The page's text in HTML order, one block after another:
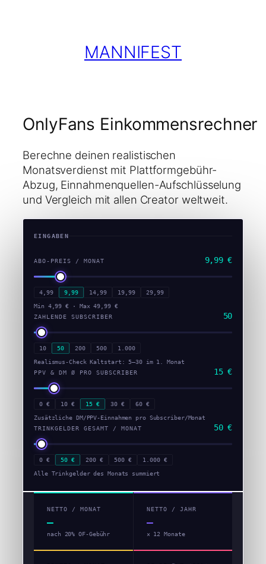
MANNIFEST
OnlyFans Einkommensrechner
Berechne deinen realistischen
Monatsverdienst mit Plattformgebühr-
Abzug, Einnahmenquellen-Aufschlüsselung
und Vergleich mit allen Creator weltweit.
EINGABEN
ABO-PREIS / MONAT 9,99 €
4,99 9,99 14,99 19,99 29,99
Min 4,99 € · Max 49,99 €
ZAHLENDE SUBSCRIBER
50
10 50 200 500 1.000
Realismus-Check Kaltstart: 5–30 im 1. Monat
PPV & DM Ø PRO SUBSCRIBER
15 €
0 € 10 € 15 € 30 € 60 €
Zusätzliche DM/PPV-Einnahmen pro Subscriber/Monat
TRINKGELDER GESAMT / MONAT
50 €
0 € 50 € 200 € 500 € 1.000 €
Alle Trinkgelder des Monats summiert
NETTO / MONAT
—
nach 20% OF-Gebühr
NETTO / JAHR
—
× 12 Monate